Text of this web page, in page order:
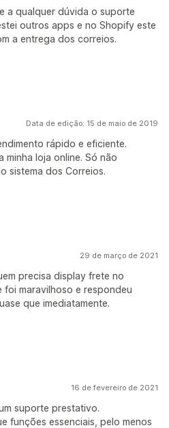
a qualquer dúvida o suporte
outros apps e no Shopify este
a entrega dos correios.
Data de edição: 15 de maio de 2019
rápido e eficiente.
minha loja online. Só não
sistema dos Correios.
29 de março de 2021
precisa display frete no
maravilhoso e respondeu
que imediatamente.
16 de fevereiro de 2021
suporte prestativo.
funções essenciais, pelo menos